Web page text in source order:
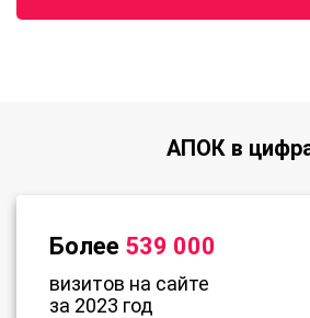
АПОК в
Более 539 000
визитов на сайте
за 2023 год